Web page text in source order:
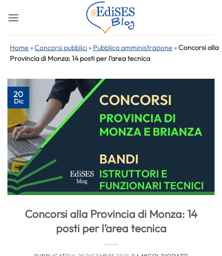
Home »Concorsi pubblici » Pubblica amministrazione »Concorsi alla
Provincia di Monza: 14 posti per l’area tecnica
20
Dic
Concorsi alla Provincia di Monza: 14
posti per l’area tecnica